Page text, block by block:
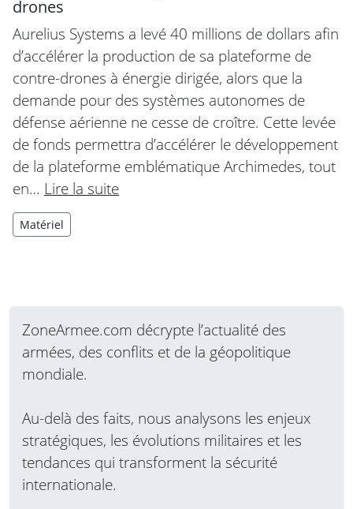
drones
Aurelius Systems a levé 40 millions de dollars afin
d’accélérer la production de sa plateforme de
contre-drones à énergie dirigée, alors que la
demande pour des systèmes autonomes de
défense aérienne ne cesse de croître. Cette levée
de fonds permettra d’accélérer le développement
de la plateforme emblématique Archimedes, tout
en… Lire la suite
Matériel
ZoneArmee.com décrypte l’actualité des
armées, des conflits et de la géopolitique
mondiale.
Au-delà des faits, nous analysons les enjeux
stratégiques, les évolutions militaires et les
tendances qui transforment la sécurité
internationale.